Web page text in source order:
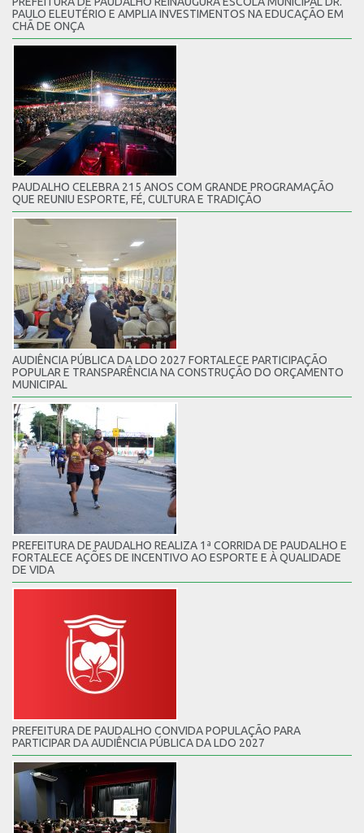
PAULO ELEUTÉRIO E AMPLIA INVESTIMENTOS NA EDUCAÇÃO EM
CHÃ DE ONÇA
PAUDALHO CELEBRA 215 ANOS COM GRANDE PROGRAMAÇÃO
QUE REUNIU ESPORTE, FÉ, CULTURA E TRADIÇÃO
AUDIÊNCIA PÚBLICA DA LDO 2027 FORTALECE PARTICIPAÇÃO
POPULAR E TRANSPARÊNCIA NA CONSTRUÇÃO DO ORÇAMENTO
MUNICIPAL
PREFEITURA DE PAUDALHO REALIZA 1ª CORRIDA DE PAUDALHO E
FORTALECE AÇÕES DE INCENTIVO AO ESPORTE E À QUALIDADE
DE VIDA
PREFEITURA DE PAUDALHO CONVIDA POPULAÇÃO PARA
PARTICIPAR DA AUDIÊNCIA PÚBLICA DA LDO 2027